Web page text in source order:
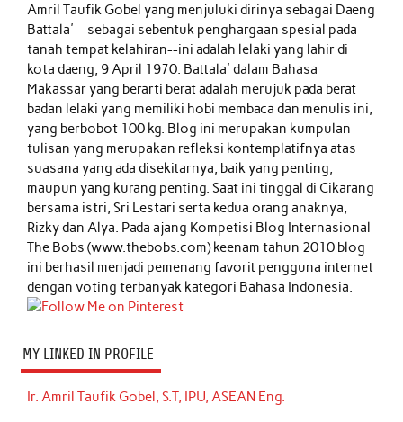
Amril Taufik Gobelyang menjuluki dirinya sebagai Daeng
Battala'-- sebagai sebentuk penghargaan spesial pada
tanah tempat kelahiran--ini adalah lelaki yang lahir di
kota daeng, 9 April 1970. Battala' dalam Bahasa
Makassar yang berarti berat adalah merujuk pada berat
badan lelaki yang memiliki hobi membaca dan menulis ini,
yang berbobot 100 kg. Blog ini merupakan kumpulan
tulisan yang merupakan refleksi kontemplatifnya atas
suasana yang ada disekitarnya, baik yang penting,
maupun yang kurang penting. Saat ini tinggal di Cikarang
bersama istri, Sri Lestari serta kedua orang anaknya,
Rizky dan Alya. Pada ajang Kompetisi Blog Internasional
The Bobs (www.thebobs.com) keenam tahun 2010 blog
ini berhasil menjadi pemenang favorit pengguna internet
dengan voting terbanyak kategori Bahasa Indonesia.
MY LINKED IN PROFILE
Ir. Amril Taufik Gobel, S.T, IPU, ASEAN Eng.